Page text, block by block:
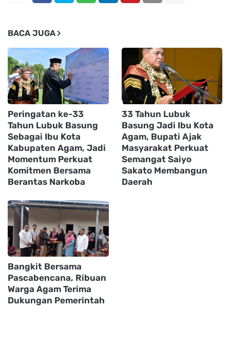
BACA JUGA
Peringatan ke-33
Tahun Lubuk Basung
Sebagai Ibu Kota
Kabupaten Agam, Jadi
Momentum Perkuat
Komitmen Bersama
Berantas Narkoba
33 Tahun Lubuk
Basung Jadi Ibu Kota
Agam, Bupati Ajak
Masyarakat Perkuat
Semangat Saiyo
Sakato Membangun
Daerah
Bangkit Bersama
Pascabencana, Ribuan
Warga Agam Terima
Dukungan Pemerintah